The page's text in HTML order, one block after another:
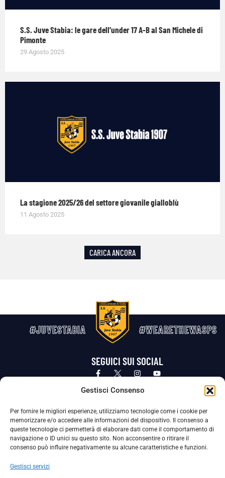
Gestisci Consenso
Per fornire le migliori esperienze, utilizziamo tecnologie come i cookie per
memorizzare e/o accedere alle informazioni del dispositivo. Il consenso a
queste tecnologie ci permetterà di elaborare dati come il comportamento di
navigazione o ID unici su questo sito. Non acconsentire o ritirare il
consenso può influire negativamente su alcune caratteristiche e funzioni.
Gestisci servizi
S.S. Juve Stabia: le gare dell’under 17 A-B al San Michele di
Pimonte
29 Agosto 2025
La stagione 2025/26 del settore giovanile gialloblù
11 Agosto 2025
CARICA ANCORA
#JUVESTABIA #WEARETHEWASPS
SEGUICI SUI SOCIAL
Privacy Policy Cookie Policy
La Società ha nominato il Responsabile della Protezione dei Dati Personali (DPO), figura specializzata che vigila sulle modalità
adottate dalla nostra Società per tutelare i Suoi dati personali.
Per contattare il DPO può scrivere a